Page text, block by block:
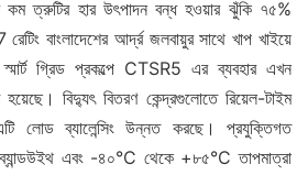
ত্রুটির হার উৎপাদন বন্ধ হওয়ার ঝুঁকি ৭৫%
বাংলাদেশের আর্দ্র জলবায়ুর সাথে খাপ খাইয়ে
গ্রিড প্রকল্পে CTSR5 এর ব্যবহার এখন
হয়েছে। বিদ্যুৎ বিতরণ কেন্দ্রগুলোতে রিয়েল-টাইম
লোড ব্যালেন্সিং উন্নত করছে। প্রযুক্তিগত
এবং -৪০°C থেকে +৮৫°C তাপমাত্রা